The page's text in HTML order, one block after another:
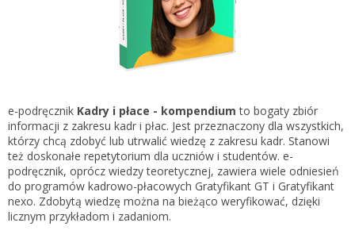
Gestor nexo PRO krok po kroku
KSeF w Subiekcie GT
KSeF w Subiekcie nexo/nexo PRO
KSeF w Rachmistrzu i Rewizorze GT
Portal Dokumentów z obsługą KSeF dla firm
Portal Dokumentów z obsługą KSeF dla biur
rachunkowych
Logowanie do Akademi InsERT
Login
Hasło
e-podręcznik Kadry i płace - kompendium to bogaty zbiór
informacji z zakresu kadr i płac. Jest przeznaczony dla wszystkich,
którzy chcą zdobyć lub utrwalić wiedzę z zakresu kadr. Stanowi
też doskonałe repetytorium dla uczniów i studentów. e-
podręcznik, oprócz wiedzy teoretycznej, zawiera wiele odniesień
do programów kadrowo-płacowych Gratyfikant GT i Gratyfikant
nexo. Zdobytą wiedzę można na bieżąco weryfikować, dzięki
licznym przykładom i zadaniom.